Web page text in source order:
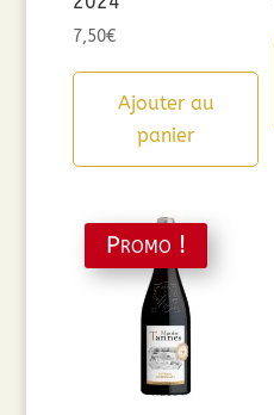
7,50€
Ajouter au
panier
Promo !